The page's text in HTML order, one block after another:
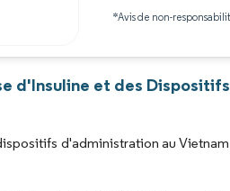
*Avis de non-
attribution sous CC BY 4.0.
d'Insuline et des
d'administration au